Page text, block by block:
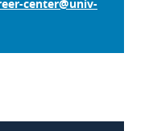
center@univ-